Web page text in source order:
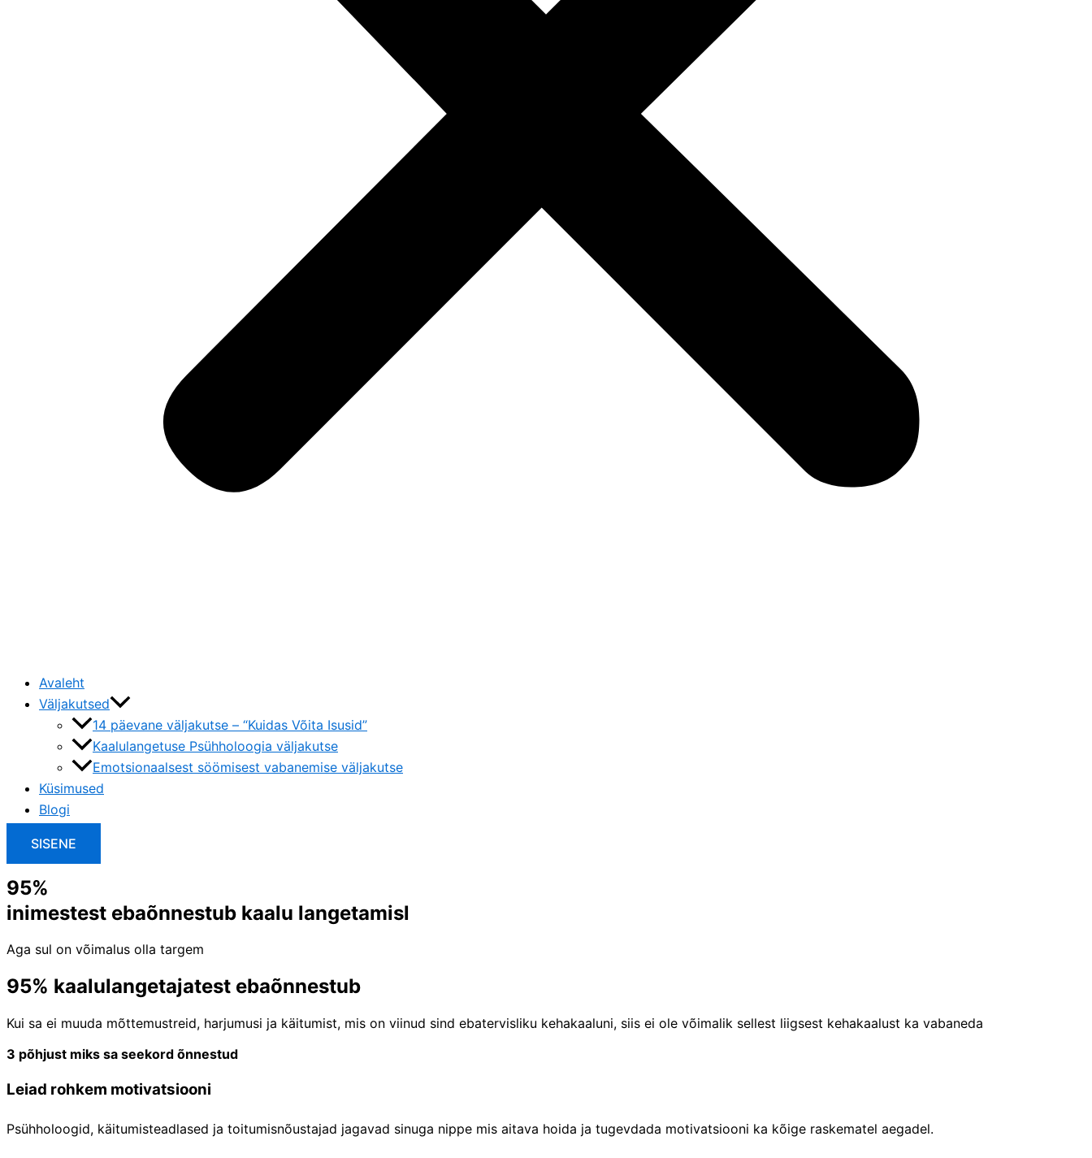
Avaleht
Väljakutsed
14 päevane väljakutse – “Kuidas Võita Isusid”
Kaalulangetuse Psühholoogia väljakutse
Emotsionaalsest söömisest vabanemise väljakutse
Küsimused
Blogi
SISENE
95%
inimestest ebaõnnestub kaalu langetamisl
Aga sul on võimalus olla targem
95% kaalulangetajatest ebaõnnestub
Kui sa ei muuda mõttemustreid, harjumusi ja käitumist, mis on viinud sind ebatervisliku kehakaaluni, siis ei ole võimalik sellest liigsest kehakaalust ka vabaneda
3 põhjust miks sa seekord õnnestud
Leiad rohkem motivatsiooni
Psühholoogid, käitumisteadlased ja toitumisnõustajad jagavad sinuga nippe mis aitava hoida ja tugevdada motivatsiooni ka kõige raskematel aegadel.